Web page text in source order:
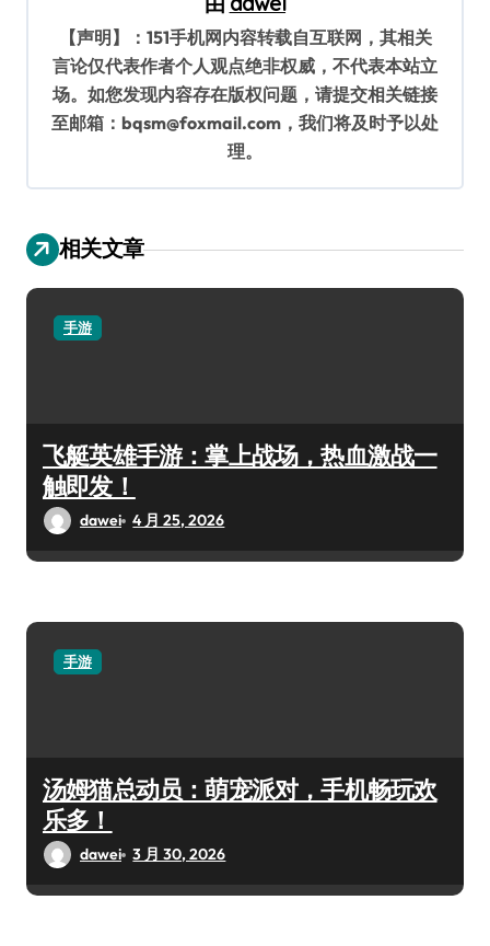
【声明】：151手机网内容转载自互联网，其相关
言论仅代表作者个人观点绝非权威，不代表本站立
场。如您发现内容存在版权问题，请提交相关链接
至邮箱：bqsm@foxmail.com，我们将及时予以处
理。
相关文章
手游
飞艇英雄手游：掌上战场，热血激战一
触即发！
dawei 4 月 25, 2026
手游
汤姆猫总动员：萌宠派对，手机畅玩欢
乐多！
dawei 3 月 30, 2026